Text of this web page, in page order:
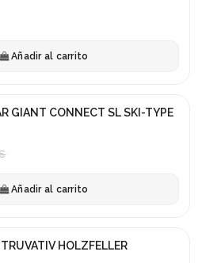
Añadir al carrito
GIANT CONNECT SL SKI-TYPE
Añadir al carrito
HOLZFELLER